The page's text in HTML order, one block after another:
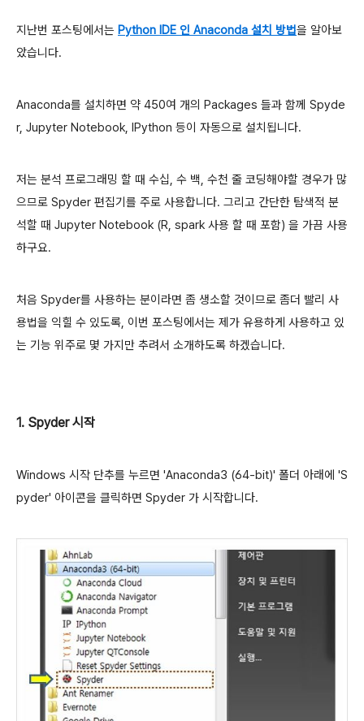
지난번 포스팅에서는 Python IDE 인 Anaconda 설치 방법을 알아보
았습니다.
Anaconda를 설치하면 약 450여 개의 Packages 들과 함께 Spyde
r, Jupyter Notebook, IPython 등이 자동으로 설치됩니다.
저는 분석 프로그래밍 할 때 수십, 수 백, 수천 줄 코딩해야할 경우가 많
으므로 Spyder 편집기를 주로 사용합니다. 그리고 간단한 탐색적 분
석할 때 Jupyter Notebook (R, spark 사용 할 때 포함) 을 가끔 사용
하구요.
처음 Spyder를 사용하는 분이라면 좀 생소할 것이므로 좀더 빨리 사
용법을 익힐 수 있도록, 이번 포스팅에서는 제가 유용하게 사용하고 있
는 기능 위주로 몇 가지만 추려서 소개하도록 하겠습니다.
1. Spyder 시작
Windows 시작 단추를 누르면 'Anaconda3 (64-bit)' 폴더 아래에 'S
pyder' 아이콘을 클릭하면 Spyder 가 시작합니다.